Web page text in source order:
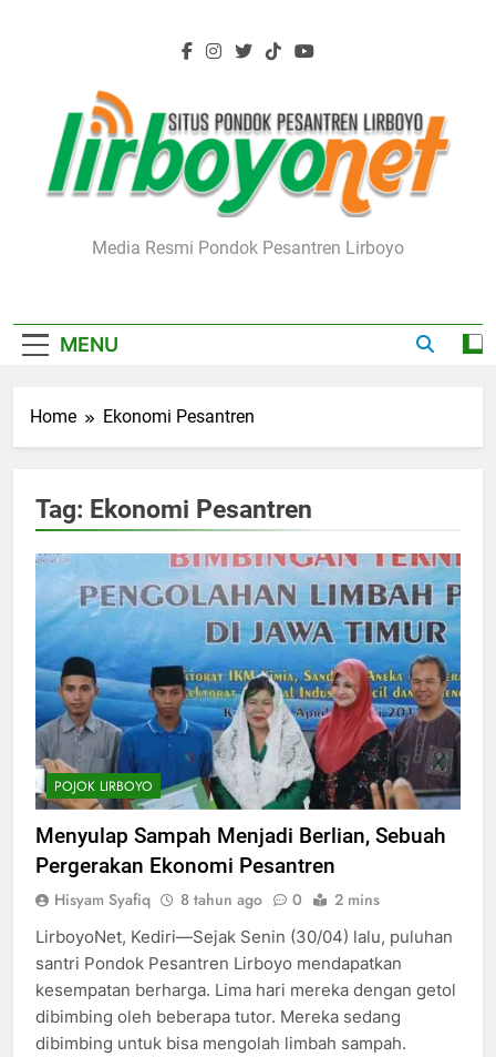
Lirboyo.net
Media Resmi Pondok Pesantren Lirboyo
MENU
Home Ekonomi Pesantren
Tag: Ekonomi Pesantren
POJOK LIRBOYO
Menyulap Sampah Menjadi Berlian, Sebuah
Pergerakan Ekonomi Pesantren
Hisyam Syafiq 8 tahun ago 0 2 mins
LirboyoNet, Kediri—Sejak Senin (30/04) lalu, puluhan
santri Pondok Pesantren Lirboyo mendapatkan
kesempatan berharga. Lima hari mereka dengan getol
dibimbing oleh beberapa tutor. Mereka sedang
dibimbing untuk bisa mengolah limbah sampah.